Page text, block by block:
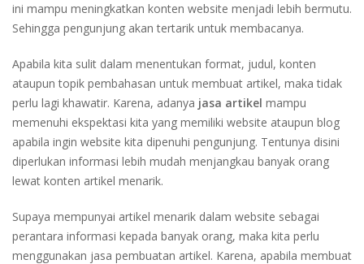
ini mampu meningkatkan konten website menjadi lebih bermutu.
Sehingga pengunjung akan tertarik untuk membacanya.
Apabila kita sulit dalam menentukan format, judul, konten
ataupun topik pembahasan untuk membuat artikel, maka tidak
perlu lagi khawatir. Karena, adanya jasa artikel mampu
memenuhi ekspektasi kita yang memiliki website ataupun blog
apabila ingin website kita dipenuhi pengunjung. Tentunya disini
diperlukan informasi lebih mudah menjangkau banyak orang
lewat konten artikel menarik.
Supaya mempunyai artikel menarik dalam website sebagai
perantara informasi kepada banyak orang, maka kita perlu
menggunakan jasa pembuatan artikel. Karena, apabila membuat